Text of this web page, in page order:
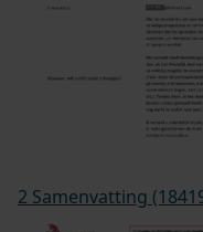
2 Samenvatting